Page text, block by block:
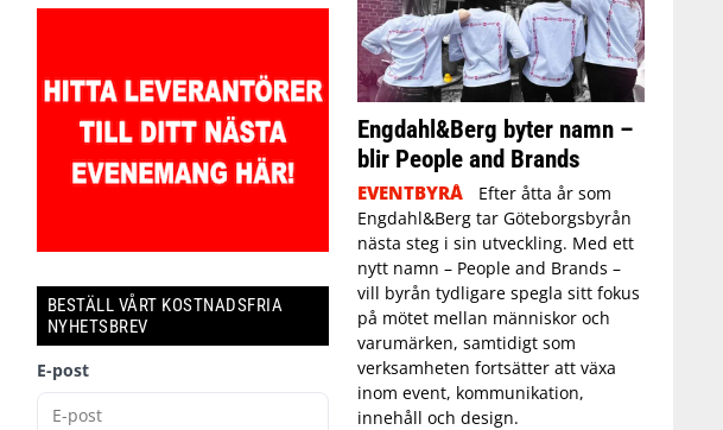
BESTÄLL VÅRT KOSTNADSFRIA
NYHETSBREV
E-post
Engdahl&Berg byter namn –
blir People and Brands
EVENTBYRÅ
Efter åtta år som
Engdahl&Berg tar Göteborgsbyrån
nästa steg i sin utveckling. Med ett
nytt namn – People and Brands –
vill byrån tydligare spegla sitt fokus
på mötet mellan människor och
varumärken, samtidigt som
verksamheten fortsätter att växa
inom event, kommunikation,
innehåll och design.